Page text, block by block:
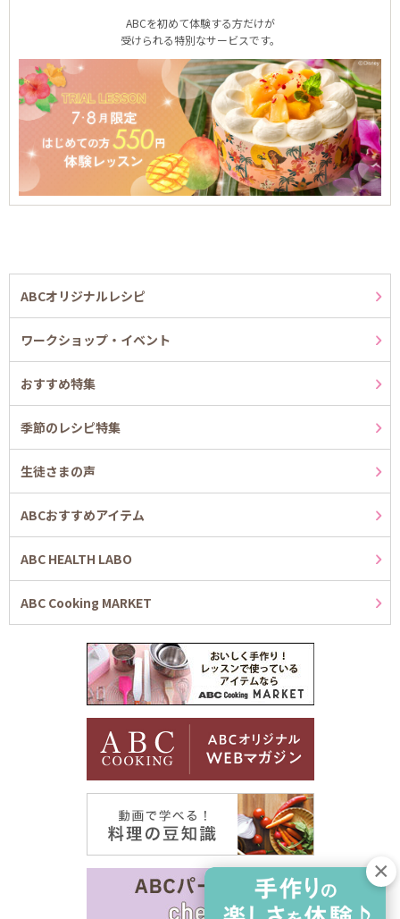
ABCを初めて体験する方だけが
受けられる特別なサービスです。
ABCオリジナルレシピ
ワークショップ・イベント
おすすめ特集
季節のレシピ特集
生徒さまの声
ABCおすすめアイテム
ABC HEALTH LABO
ABC Cooking MARKET